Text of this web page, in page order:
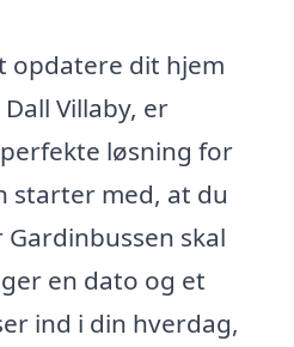
opdatere dit hjem
Villaby, er
løsning for
starter med, at du
skal
en dato og et
ind i din hverdag,